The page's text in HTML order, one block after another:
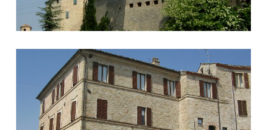
Palazzo Petrocchini